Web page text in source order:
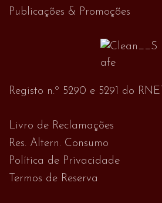
Publicações & Promoções
Registo n.º 5290 e 5291 do RNET
Livro de Reclamações
Res. Altern. Consumo
Política de Privacidade
Termos de Reserva